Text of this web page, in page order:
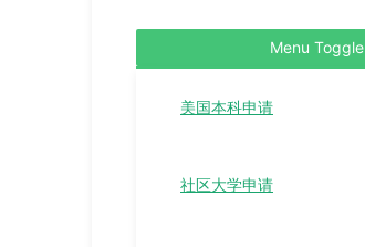
Menu Toggle
美国本科申请
社区大学申请